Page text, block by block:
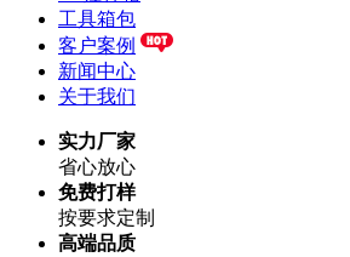
工具箱包
客户案例
新闻中心
关于我们
实力厂家
省心放心
免费打样
按要求定制
高端品质